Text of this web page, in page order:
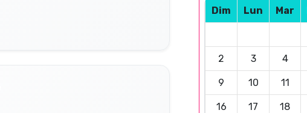
Dim Lun Mar
2 3 4
9 10 11
16 17 18